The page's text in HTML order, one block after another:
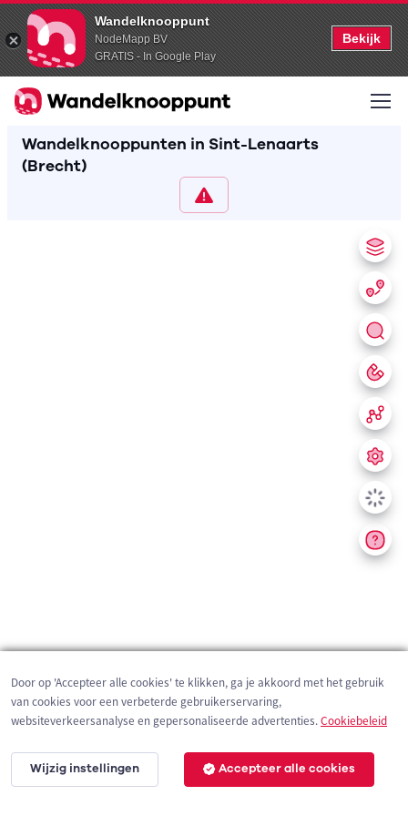
Wandelknooppunt
NodeMapp BV
GRATIS - In Google Play
Bekijk
Wandelknooppunten in Sint-Lenaarts
(Brecht)
200 m
Door op 'Accepteer alle cookies' te klikken, ga je akkoord met het gebruik
van cookies voor een verbeterde gebruikerservaring,
websiteverkeersanalyse en gepersonaliseerde advertenties.Cookiebeleid
Wijzig instellingen Accepteer alle cookies